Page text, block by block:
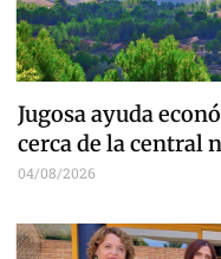
Jugosa ayuda
cerca de la central
04/08/2026